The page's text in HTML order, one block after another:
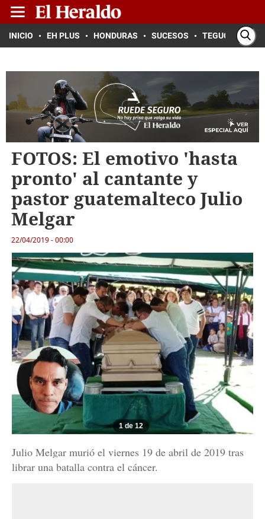
INICIO EH PLUS HONDURAS SUCESOS TEGUCIGALPA
FOTOS: El emotivo 'hasta
pronto' al cantante y
pastor guatemalteco Julio
Melgar
22/04/2019 - 00:00
1 de 12
Julio Melgar murió el viernes 19 de abril de 2019 tras
librar una batalla contra el cáncer.